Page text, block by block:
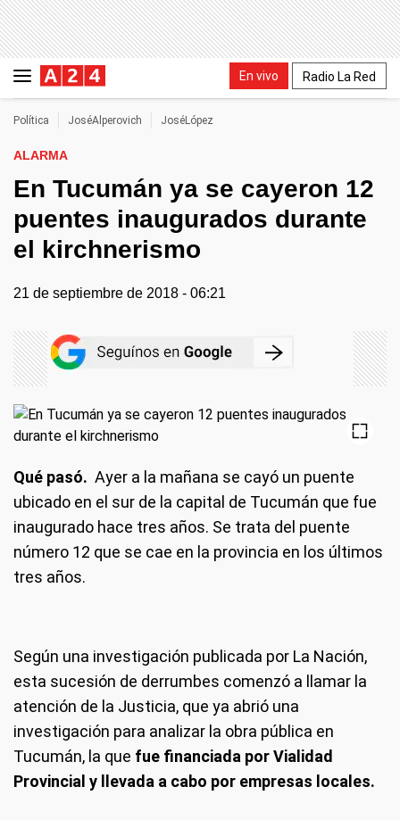
En vivo Radio La Red
Política JoséAlperovich JoséLópez
ALARMA
En Tucumán ya se cayeron 12
puentes inaugurados durante
el kirchnerismo
21 de septiembre de 2018 - 06:21
Qué pasó. Ayer a la mañana se cayó un puente
ubicado en el sur de la capital de Tucumán que fue
inaugurado hace tres años. Se trata del puente
número 12 que se cae en la provincia en los últimos
tres años.
Según una investigación publicada por La Nación,
esta sucesión de derrumbes comenzó a llamar la
atención de la Justicia, que ya abrió una
investigación para analizar la obra pública en
Tucumán, la que fue financiada por Vialidad
Provincial y llevada a cabo por empresas locales.